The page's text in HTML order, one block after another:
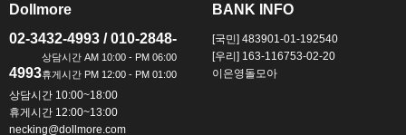
Dollmore
02-3432-4993 / 010-2848-
4993
상담시간 10:00~18:00
휴게시간 12:00~13:00
necking@dollmore.com
BANK INFO
[국민] 483901-01-192540
[우리] 163-116753-02-20
이은영돌모아